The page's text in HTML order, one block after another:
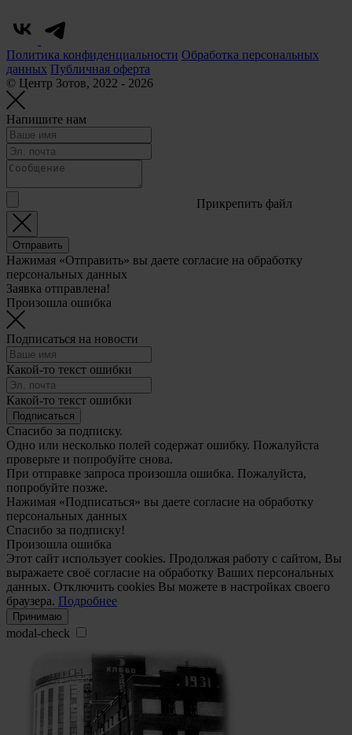
Политика конфиденциальности Обработка персональных
данных Публичная оферта
© Центр Зотов, 2022 - 2026
Напишите нам
Прикрепить файл
Отправить
Нажимая «Отправить» вы даете согласие на обработку
персональных данных
Заявка отправлена!
Произошла ошибка
Подписаться на новости
Какой-то текст ошибки
Какой-то текст ошибки
Подписаться
Спасибо за подписку.
Одно или несколько полей содержат ошибку. Пожалуйста
проверьте и попробуйте снова.
При отправке запроса произошла ошибка. Пожалуйста,
попробуйте позже.
Нажимая «Подписаться» вы даете согласие на обработку
персональных данных
Спасибо за подписку!
Произошла ошибка
Этот сайт использует cookies. Продолжая работу с сайтом, Вы
выражаете своё согласие на обработку Ваших персональных
данных. Отключить cookies Вы можете в настройках своего
браузера. Подробнее
Принимаю
modal-check